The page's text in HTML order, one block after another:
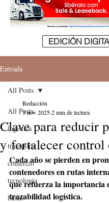
EDICIÓN
Entrada
All Posts
logistica
transporte
comercio
tecnologia
buses
All Posts
Clave para reducir
y fortalecer control
Redacción
3 nov 20252 min de lectura
Cada año se pierden en
contenedores en rutas
que refuerza la importancia
trazabilidad logística.